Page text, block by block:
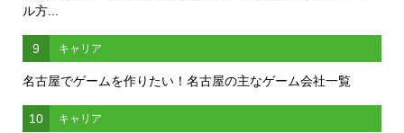
ル方...
9 キャリア
名古屋でゲームを作りたい！名古屋の主なゲーム会社一覧
10 キャリア